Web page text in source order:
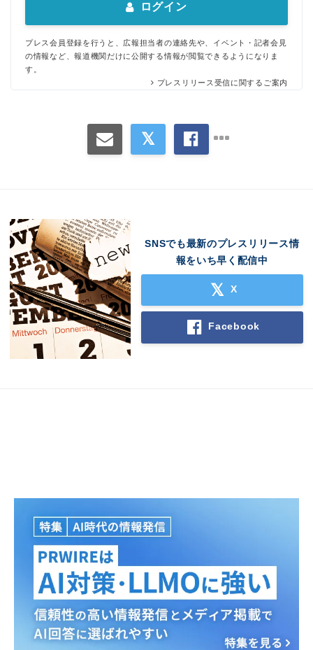
ログイン
プレス会員登録を行うと、広報担当者の連絡先や、イベント・記者会見
の情報など、報道機関だけに公開する情報が閲覧できるようになりま
す。
プレスリリース受信に関するご案内
SNSでも最新のプレスリリース情
報をいち早く配信中
X
Facebook
Japanese